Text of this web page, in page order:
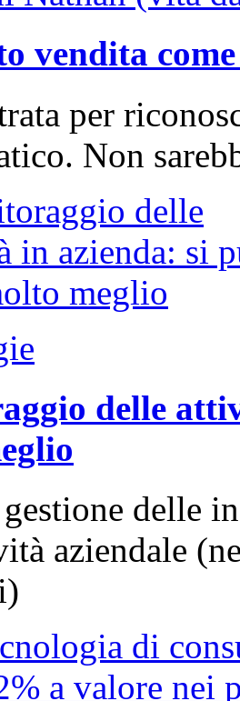
vendita
per
Non
delle
delle
aziendale